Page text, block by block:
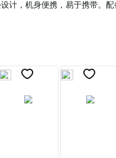
计，机身便携，易于携带。配